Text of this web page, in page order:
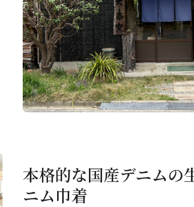
本格的な国産デニム
ニム巾着